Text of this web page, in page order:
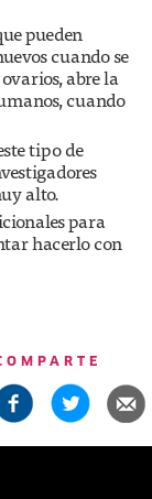
pueden
cuando se
abre la
cuando
tipo de
alto.
para
hacerlo con